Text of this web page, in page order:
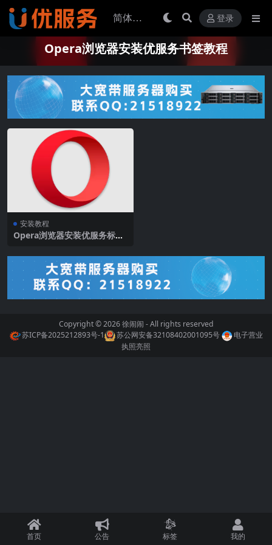
登录
Opera浏览器安装优服务书签教程
安装教程
Opera浏览器安装优服务标签
Copyright © 2026徐闹闹 - All rights reserved
苏ICP备2025212893号-1
苏公网安备32108402001095号
电子营业
执照亮照
首页 公告 标签 我的